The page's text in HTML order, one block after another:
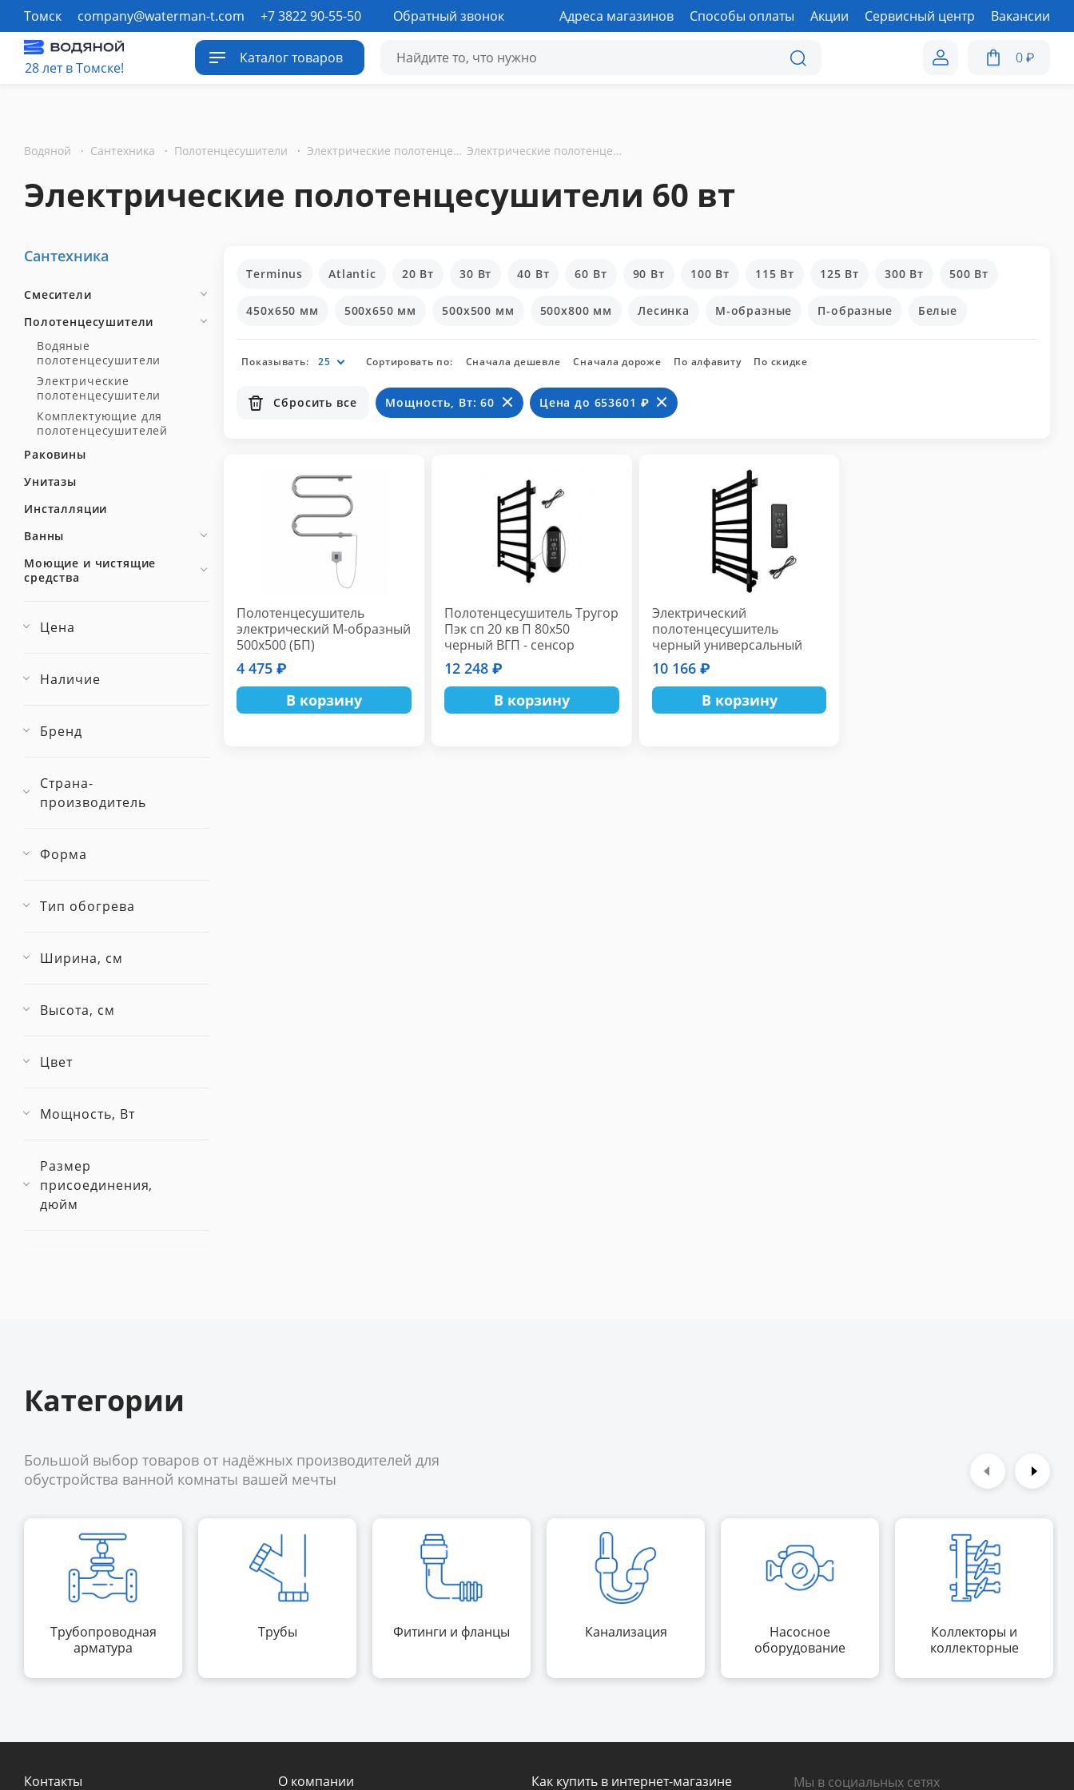
Томск company@waterman-t.com +7 3822 90-55-50 Обратный звонок Адреса магазинов Способы оплаты Акции Сервисный центр Вакансии
28 лет в Томске!
Каталог товаров 0₽
Водяной · Сантехника · Полотенцесушители · Электрические полотенцесушители Электрические полотенцесушители 60 вт
Электрические полотенцесушители 60 вт
Сантехника
Смесители
Полотенцесушители
Водяные
полотенцесушители
Электрические
полотенцесушители
Комплектующие для
полотенцесушителей
Раковины
Унитазы
Инсталляции
Ванны
Моющие и чистящие
средства
Цена
Наличие
Бренд
Страна-
производитель
Форма
Тип обогрева
Ширина, см
Высота, см
Цвет
Мощность, Вт
Размер
присоединения,
дюйм
Terminus Atlantic 20 Вт 30 Вт 40 Вт 60 Вт 90 Вт 100 Вт 115 Вт 125 Вт 300 Вт 500 Вт
450x650 мм 500x650 мм 500x500 мм 500x800 мм Лесинка М-образные П-образные Белые
Показывать: 25 Сортировать по: Сначала дешевле Сначала дороже По алфавиту По скидке
Сбросить все Мощность, Вт: 60 Цена до 653601 ₽
Полотенцесушитель
электрический М-образный
500х500 (БП)
4 475 ₽
В корзину
Полотенцесушитель Тругор
Пэк сп 20 кв П 80х50
черный ВГП - сенсор
12 248 ₽
В корзину
Электрический
полотенцесушитель
черный универсальный
Пэк сп 21 ВГП
10 166 ₽
В корзину
Категории
Большой выбор товаров от надёжных производителей для
обустройства ванной комнаты вашей мечты
Трубопроводная
арматура
Трубы Фитинги и фланцы Канализация
Насосное
оборудование
Коллекторы и
коллекторные
Контакты О компании Как купить в интернет-магазине Мы в социальных сетях